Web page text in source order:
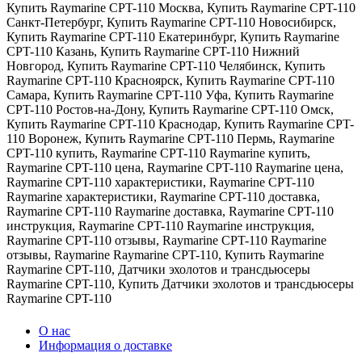
Купить Raymarine CPT-110 Москва, Купить Raymarine CPT-110
Санкт-Петербург, Купить Raymarine CPT-110 Новосибирск,
Купить Raymarine CPT-110 Екатеринбург, Купить Raymarine
CPT-110 Казань, Купить Raymarine CPT-110 Нижний
Новгород, Купить Raymarine CPT-110 Челябинск, Купить
Raymarine CPT-110 Красноярск, Купить Raymarine CPT-110
Самара, Купить Raymarine CPT-110 Уфа, Купить Raymarine
CPT-110 Ростов-на-Дону, Купить Raymarine CPT-110 Омск,
Купить Raymarine CPT-110 Краснодар, Купить Raymarine CPT-
110 Воронеж, Купить Raymarine CPT-110 Пермь, Raymarine
CPT-110 купить, Raymarine CPT-110 Raymarine купить,
Raymarine CPT-110 цена, Raymarine CPT-110 Raymarine цена,
Raymarine CPT-110 характеристики, Raymarine CPT-110
Raymarine характеристики, Raymarine CPT-110 доставка,
Raymarine CPT-110 Raymarine доставка, Raymarine CPT-110
инструкция, Raymarine CPT-110 Raymarine инструкция,
Raymarine CPT-110 отзывы, Raymarine CPT-110 Raymarine
отзывы, Raymarine Raymarine CPT-110, Купить Raymarine
Raymarine CPT-110, Датчики эхолотов и трансдьюсеры
Raymarine CPT-110, Купить Датчики эхолотов и трансдьюсеры
Raymarine CPT-110
О нас
Информация о доставке